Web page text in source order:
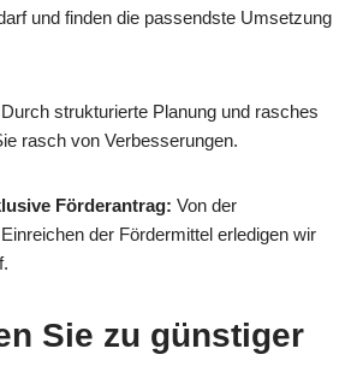
und finden die passendste Umsetzung
Durch strukturierte Planung und rasches
rasch von Verbesserungen.
Förderantrag: Von der
der Fördermittel erledigen wir
Sie zu günstiger